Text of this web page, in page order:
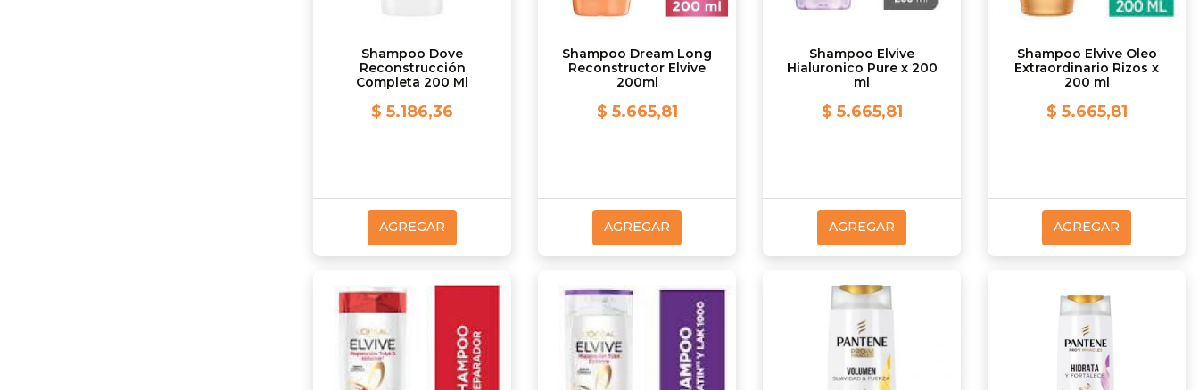
Shampoo Dove
Reconstrucción
Completa 200 Ml
$ 5.186,36
AGREGAR
Shampoo Dream Long
Reconstructor Elvive
200ml
$ 5.665,81
AGREGAR
Shampoo Elvive
Hialuronico Pure x 200
ml
$ 5.665,81
AGREGAR
Shampoo Elvive Oleo
Extraordinario Rizos x
200 ml
$ 5.665,81
AGREGAR